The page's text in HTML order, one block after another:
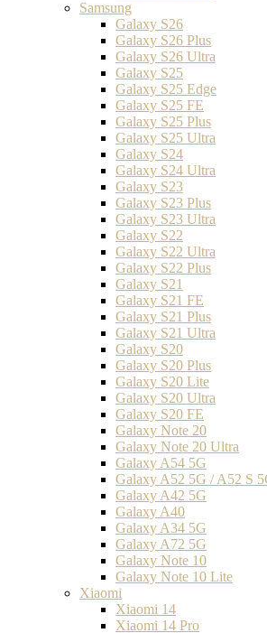
Samsung
Galaxy S26
Galaxy S26 Plus
Galaxy S26 Ultra
Galaxy S25
Galaxy S25 Edge
Galaxy S25 FE
Galaxy S25 Plus
Galaxy S25 Ultra
Galaxy S24
Galaxy S24 Ultra
Galaxy S23
Galaxy S23 Plus
Galaxy S23 Ultra
Galaxy S22
Galaxy S22 Ultra
Galaxy S22 Plus
Galaxy S21
Galaxy S21 FE
Galaxy S21 Plus
Galaxy S21 Ultra
Galaxy S20
Galaxy S20 Plus
Galaxy S20 Lite
Galaxy S20 Ultra
Galaxy S20 FE
Galaxy Note 20
Galaxy Note 20 Ultra
Galaxy A54 5G
Galaxy A52 5G / A52 S
Galaxy A42 5G
Galaxy A40
Galaxy A34 5G
Galaxy A72 5G
Galaxy Note 10
Galaxy Note 10 Lite
Xiaomi
Xiaomi 14
Xiaomi 14 Pro